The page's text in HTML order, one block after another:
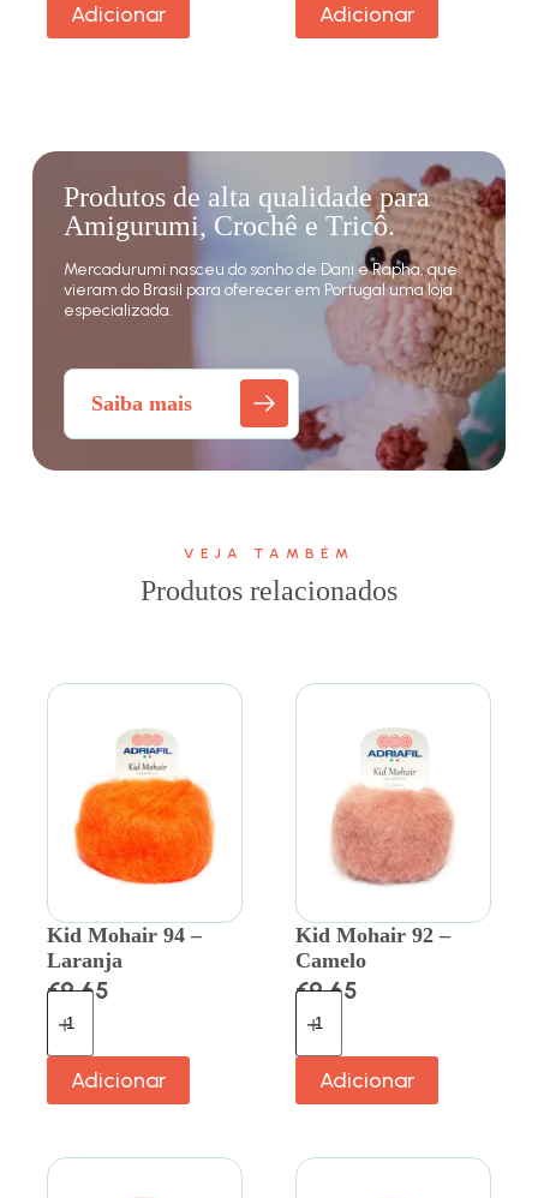
Adicionar Adicionar
Produtos de alta qualidade para
Amigurumi, Crochê e Tricô.
Mercadurumi nasceu do sonho de Dani e Rapha, que
vieram do Brasil para oferecer em Portugal uma loja
especializada.
Saiba mais
VEJA TAMBÉM
Produtos relacionados
Kid Mohair 94 –
Laranja
€9.65
Adicionar
Kid Mohair 92 –
Camelo
€9.65
Adicionar